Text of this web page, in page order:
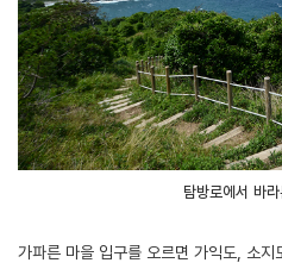
탐방로에서 바
가파른 마을 입구를 오르면 가익도, 소